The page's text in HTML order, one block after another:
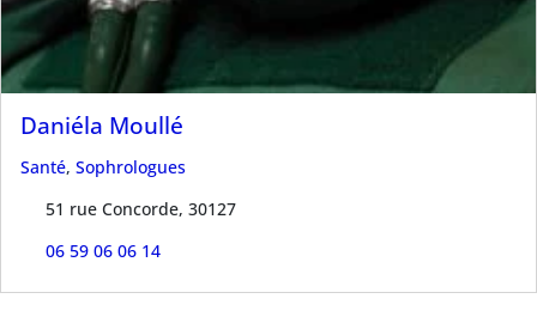
Daniéla Moullé
Santé, Sophrologues
51 rue Concorde, 30127
06 59 06 06 14